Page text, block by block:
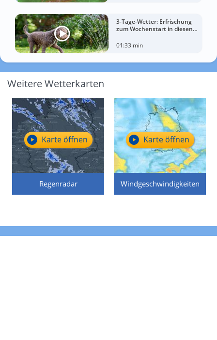
3-Tage-Wetter: Erfrischung
zum Wochenstart in diesen
01:33 min
Weitere Wetterkarten
Regenradar
Karte öffnen
Windgeschwindigkeiten
Karte öffnen